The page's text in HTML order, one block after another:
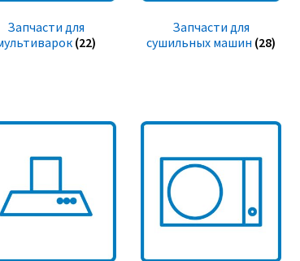
Запчасти для
(22)
Запчасти для
сушильных машин (28)